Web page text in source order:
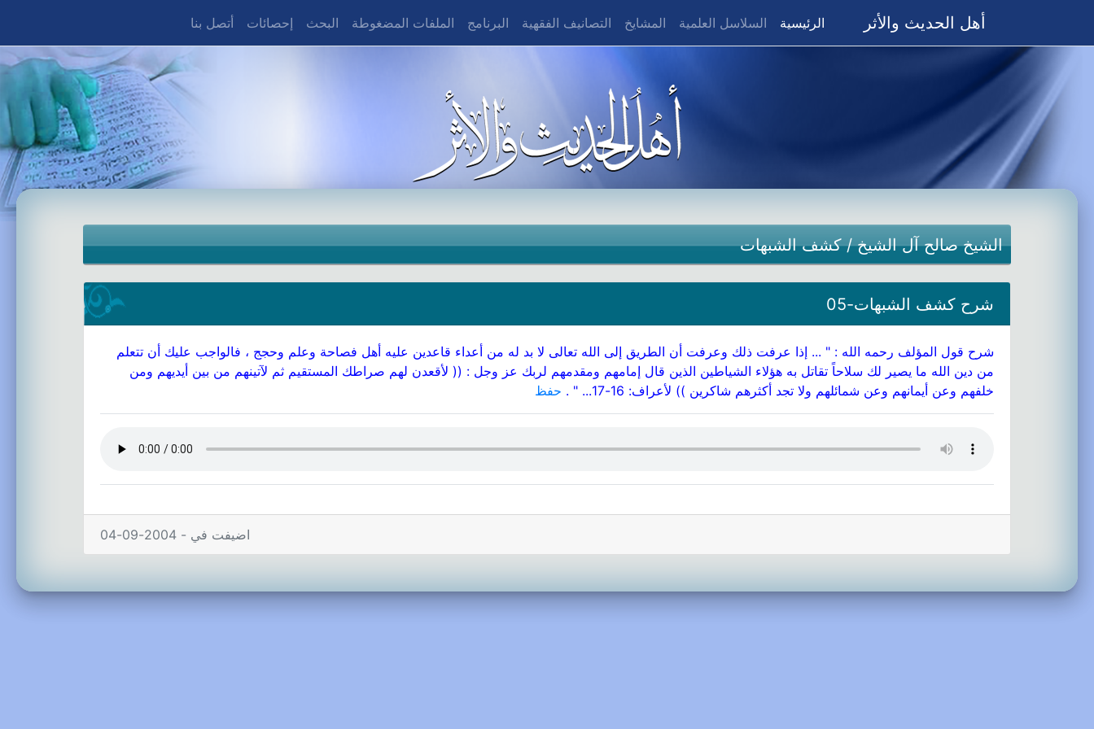
أهل الحديث والأثر الرئيسية السلاسل العلمية المشايخ التصانيف الفقهية البرنامج الملفات المضغوطة البحث إحصائات أتصل بنا
الشيخ صالح آل الشيخ/كشف الشبهات
شرح كشف الشبهات-05
شرح قول المؤلف رحمه الله : " ... إذا عرفت ذلك وعرفت أن الطريق إلى الله تعالى لا بد له من أعداء قاعدين عليه أهل فصاحة وعلم وحجج ، فالواجب عليك أن تتعلم
من دين الله ما يصير لك سلاحاً تقاتل به هؤلاء الشياطين الذين قال إمامهم ومقدمهم لربك عز وجل : (( لأقعدن لهم صراطك المستقيم ثم لآتينهم من بين أيديهم ومن
خلفهم وعن أيمانهم وعن شمائلهم ولا تجد أكثرهم شاكرين )) لأعراف: 16-17... " .
حفظ
اضيفت في - 2004-09-04